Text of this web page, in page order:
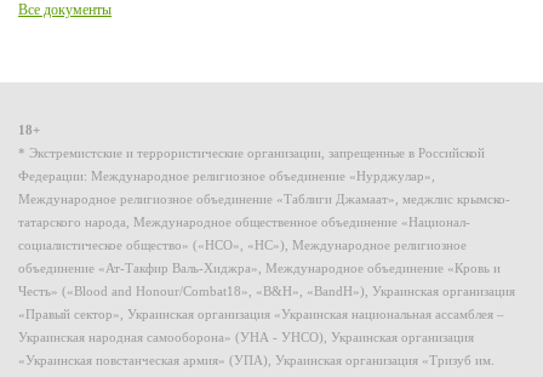
Все документы
18+
* Экстремистские и террористические организации, запрещенные в Российской
Федерации: Международное религиозное объединение «Нурджулар»,
Международное религиозное объединение «Таблиги Джамаат», меджлис крымско-
татарского народа, Международное общественное объединение «Национал-
социалистическое общество» («НСО», «НС»), Международное религиозное
объединение «Ат-Такфир Валь-Хиджра», Международное объединение «Кровь и
Честь» («Blood and Honour/Combat18», «B&H», «BandH»), Украинская организация
«Правый сектор», Украинская организация «Украинская национальная ассамблея –
Украинская народная самооборона» (УНА - УНСО), Украинская организация
«Украинская повстанческая армия» (УПА), Украинская организация «Тризуб им.